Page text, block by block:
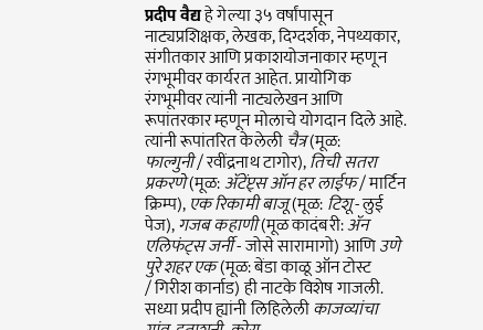
प्रदीप वैद्यहे गेल्या ३५ वर्षांपासून
नाट्यप्रशिक्षक, लेखक, दिग्दर्शक, नेपथ्यकार,
संगीतकार आणि प्रकाशयोजनाकार म्हणून
रंगभूमीवर कार्यरत आहेत. प्रायोगिक
रंगभूमीवर त्यांनी नाट्यलेखन आणि
रूपांतरकार म्हणून मोलाचे योगदान दिले आहे.
त्यांनी रूपांतरित केलेलीचैत्र(मूळ:
फाल्गुनी/रवींद्रनाथ टागोर),तिची सतरा
प्रकरणे(मूळ:ॲटेंप्ट्स ऑन हर लाईफ​/मार्टिन
क्रिम्प),एक रिकामी बाजू(मूळ:टिशू- लुई
पेज),गजब कहाणी(मूळ कादंबरी:अ‍ॅन
एलिफंट्स जर्नी- जोसे सारामागो) आणिउणे
पुरे शहर एक(मूळ: बेंडा काळू ऑन टोस्ट
/गिरीश कार्नाड) ही नाटके विशेष गाजली.
सध्याप्रदीप ह्यांनीलिहिलेलीकाजव्यांचा